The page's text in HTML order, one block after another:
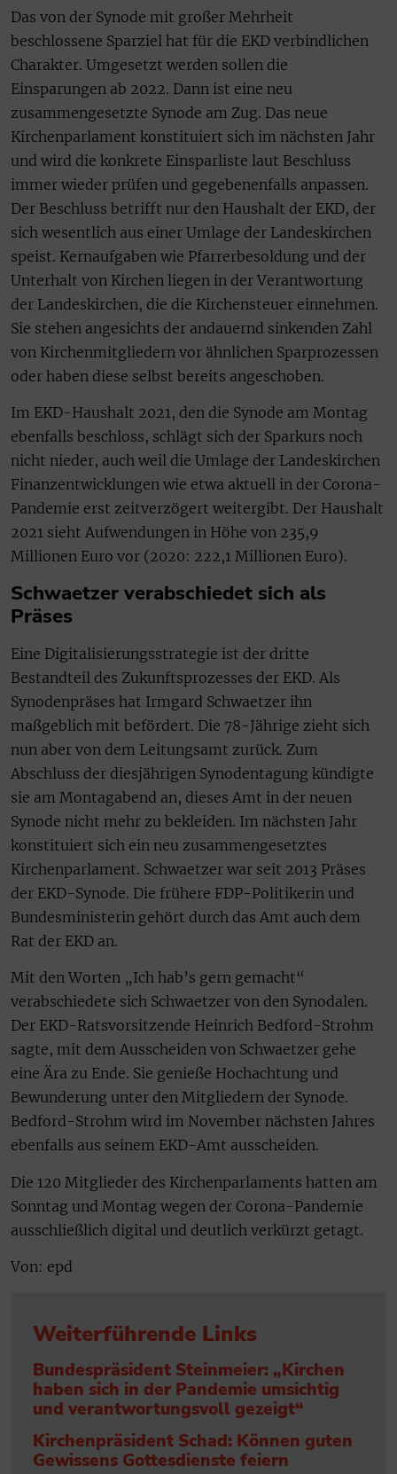
Das von der Synode mit großer Mehrheit
beschlossene Sparziel hat für die EKD verbindlichen
Charakter. Umgesetzt werden sollen die
Einsparungen ab 2022. Dann ist eine neu
zusammengesetzte Synode am Zug. Das neue
Kirchenparlament konstituiert sich im nächsten Jahr
und wird die konkrete Einsparliste laut Beschluss
immer wieder prüfen und gegebenenfalls anpassen.
Der Beschluss betrifft nur den Haushalt der EKD, der
sich wesentlich aus einer Umlage der Landeskirchen
speist. Kernaufgaben wie Pfarrerbesoldung und der
Unterhalt von Kirchen liegen in der Verantwortung
der Landeskirchen, die die Kirchensteuer einnehmen.
Sie stehen angesichts der andauernd sinkenden Zahl
von Kirchenmitgliedern vor ähnlichen Sparprozessen
oder haben diese selbst bereits angeschoben.
Im EKD-Haushalt 2021, den die Synode am Montag
ebenfalls beschloss, schlägt sich der Sparkurs noch
nicht nieder, auch weil die Umlage der Landeskirchen
Finanzentwicklungen wie etwa aktuell in der Corona-
Pandemie erst zeitverzögert weitergibt. Der Haushalt
2021 sieht Aufwendungen in Höhe von 235,9
Millionen Euro vor (2020: 222,1 Millionen Euro).
Schwaetzer verabschiedet sich als
Präses
Eine Digitalisierungsstrategie ist der dritte
Bestandteil des Zukunftsprozesses der EKD. Als
Synodenpräses hat Irmgard Schwaetzer ihn
maßgeblich mit befördert. Die 78-Jährige zieht sich
nun aber von dem Leitungsamt zurück. Zum
Abschluss der diesjährigen Synodentagung kündigte
sie am Montagabend an, dieses Amt in der neuen
Synode nicht mehr zu bekleiden. Im nächsten Jahr
konstituiert sich ein neu zusammengesetztes
Kirchenparlament. Schwaetzer war seit 2013 Präses
der EKD-Synode. Die frühere FDP-Politikerin und
Bundesministerin gehört durch das Amt auch dem
Rat der EKD an.
Mit den Worten „Ich hab’s gern gemacht“
verabschiedete sich Schwaetzer von den Synodalen.
Der EKD-Ratsvorsitzende Heinrich Bedford-Strohm
sagte, mit dem Ausscheiden von Schwaetzer gehe
eine Ära zu Ende. Sie genieße Hochachtung und
Bewunderung unter den Mitgliedern der Synode.
Bedford-Strohm wird im November nächsten Jahres
ebenfalls aus seinem EKD-Amt ausscheiden.
Die 120 Mitglieder des Kirchenparlaments hatten am
Sonntag und Montag wegen der Corona-Pandemie
ausschließlich digital und deutlich verkürzt getagt.
Von: epd
Weiterführende Links
Bundespräsident Steinmeier: „Kirchen
haben sich in der Pandemie umsichtig
und verantwortungsvoll gezeigt“
Kirchenpräsident Schad: Können guten
Gewissens Gottesdienste feiern